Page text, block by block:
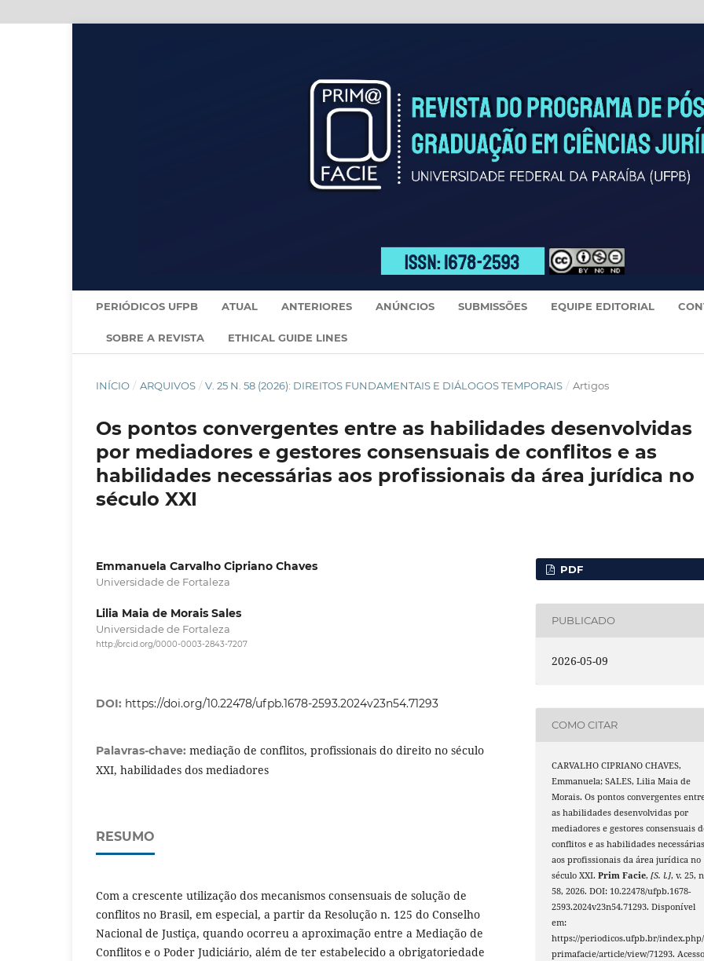
PERIÓDICOS UFPB ATUAL ANTERIORES ANÚNCIOS SUBMISSÕES EQUIPE EDITORIAL
SOBRE A REVISTA ETHICAL GUIDE LINES
INÍCIO / ARQUIVOS / V. 25 N. 58 (2026): DIREITOS FUNDAMENTAIS E DIÁLOGOS TEMPORAIS / Artigos
Os pontos convergentes entre as habilidades desenvolvidas
por mediadores e gestores consensuais de conflitos e as
habilidades necessárias aos profissionais da área jurídica no
século XXI
Emmanuela Carvalho Cipriano Chaves
Universidade de Fortaleza
Lilia Maia de Morais Sales
Universidade de Fortaleza
http://orcid.org/0000-0003-2843-7207
DOI: https://doi.org/10.22478/ufpb.1678-2593.2024v23n54.71293
Palavras-chave: mediação de conflitos, profissionais do direito no século
XXI, habilidades dos mediadores
RESUMO
Com a crescente utilização dos mecanismos consensuais de solução de
conflitos no Brasil, em especial, a partir da Resolução n. 125 do Conselho
Nacional de Justiça, quando ocorreu a aproximação entre a Mediação de
Conflitos e o Poder Judiciário, além de ter estabelecido a obrigatoriedade
PDF
PUBLICADO
2026-05-09
COMO CITAR
CARVALHO CIPRIANO CHAVES,
Emmanuela; SALES, Lilia Maia de
Morais. Os pontos convergentes
as habilidades desenvolvidas por
mediadores e gestores consensuais
conflitos e as habilidades
aos profissionais da área jurídica no
século XXI.Prim Facie,[S. l.], v. 25,
58, 2026. DOI: 10.22478/ufpb.1678-
2593.2024v23n54.71293. Disponível
em:
https://periodicos.ufpb.br/index.php/
primafacie/article/view/71293.